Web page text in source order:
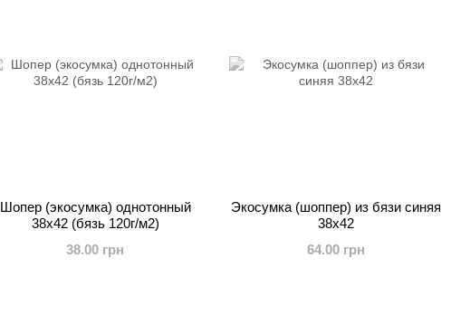
Шопер (экосумка) однотонный
38х42 (бязь 120г/м2)
38.00 грн
Экосумка (шоппер) из бязи синяя
38х42
64.00 грн